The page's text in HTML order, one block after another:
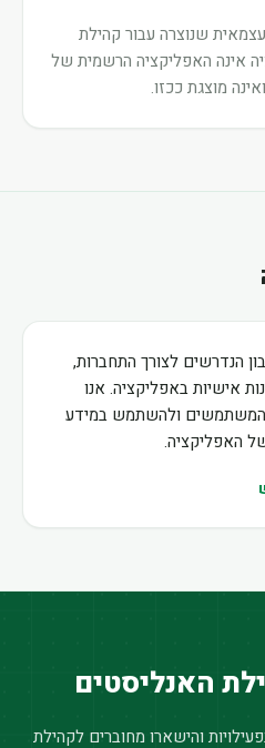
שנוצרה עבור קהילת
אינה האפליקציה הרשמית של
מוצגת ככזו.
הנדרשים לצורך התחברות,
אישיות באפליקציה. אנו
המשתמשים ולהשתמש במידע
האפליקציה.
האנליסטים
והישארו מחוברים לקהילת